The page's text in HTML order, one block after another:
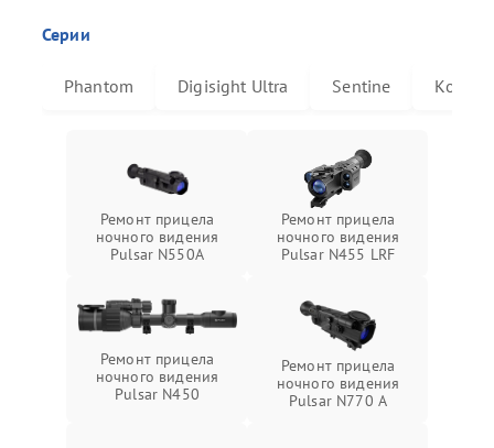
Серии
Phantom Digisight Ultra Sentine Комбат
Ремонт прицела
ночного видения
Pulsar N550A
Ремонт прицела
ночного видения
Pulsar N455 LRF
Ремонт прицела
ночного видения
Pulsar N450
Ремонт прицела
ночного видения
Pulsar N770 А